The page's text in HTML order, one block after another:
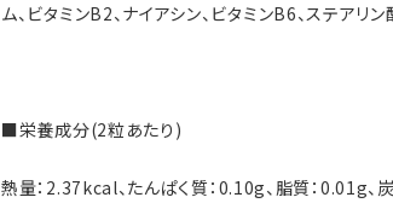
ム、ビタミンB2、ナイアシン、ビタミンB6、ステアリ
■栄養成分(2粒あたり)
熱量：2.37kcal、たんぱく質：0.10g、脂質：0.01g